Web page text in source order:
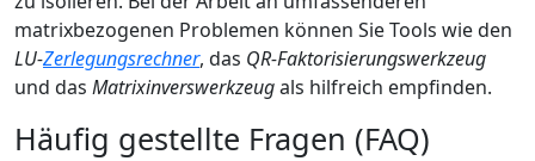
matrixbezogenen Problemen können Sie Tools wie den
LU-Zerlegungsrechner, das QR-Faktorisierungswerkzeug
und das Matrixinverswerkzeugals hilfreich empfinden.
Häufig gestellte Fragen (FAQ)